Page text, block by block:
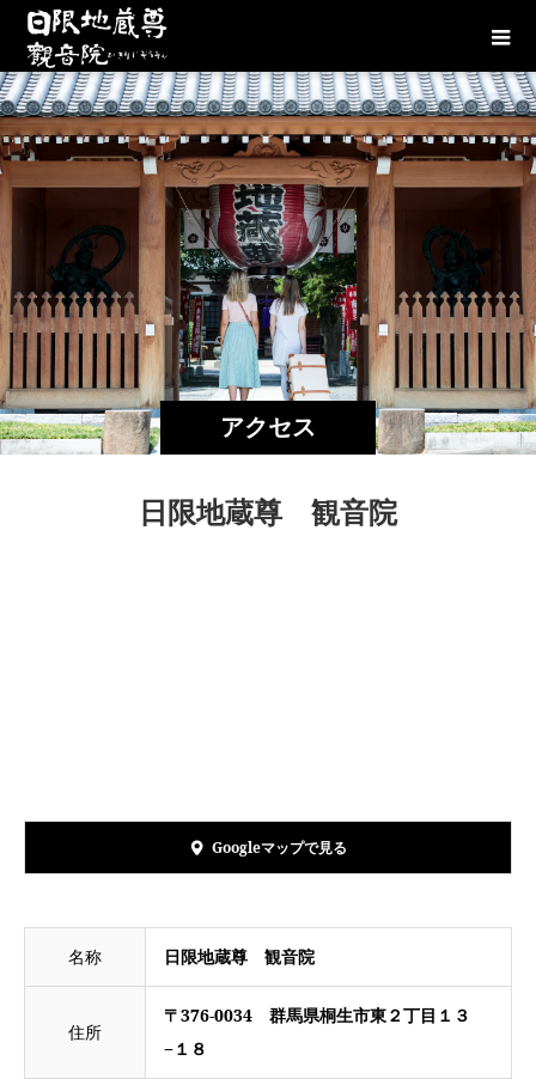
アクセス
日限地蔵尊 観音院
Googleマップで見る
名称 日限地蔵尊 観音院
住所
〒376-0034 群馬県桐生市東２丁目１３
−１８